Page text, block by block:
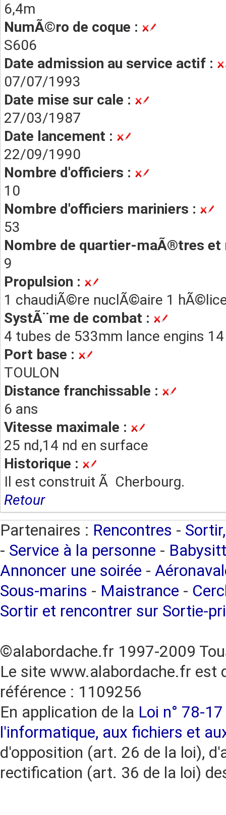
6,4m
NumÃ©ro de coque :
S606
Date admission au service actif :
07/07/1993
Date mise sur cale :
27/03/1987
Date lancement :
22/09/1990
Nombre d'officiers :
10
Nombre d'officiers mariniers :
53
Nombre de quartier-maÃ®tres
9
Propulsion :
1 chaudiÃ©re nuclÃ©aire 1
SystÃ¨me de combat :
4 tubes de 533mm lance engins
Port base :
TOULON
Distance franchissable :
6 ans
Vitesse maximale :
25 nd,14 nd en surface
Historique :
Il est construit Ã Cherbourg.
Retour
Partenaires : Rencontres -
- Service à la personne -
Annoncer une soirée -
Sous-marins - Maistrance -
Sortir et rencontrer sur Sortie-
©alabordache.fr 1997-2009
Le site www.alabordache.fr est
référence : 1109256
En application de la Loi n° 78-
l'informatique, aux fichiers et
d'opposition (art. 26 de la loi),
rectification (art. 36 de la loi)